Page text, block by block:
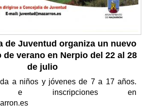
de Juventud organiza un nuevo
de verano en Nerpio del 22 al 28
de julio
a niños y jóvenes de 7 a 17 años.
e inscripciones en